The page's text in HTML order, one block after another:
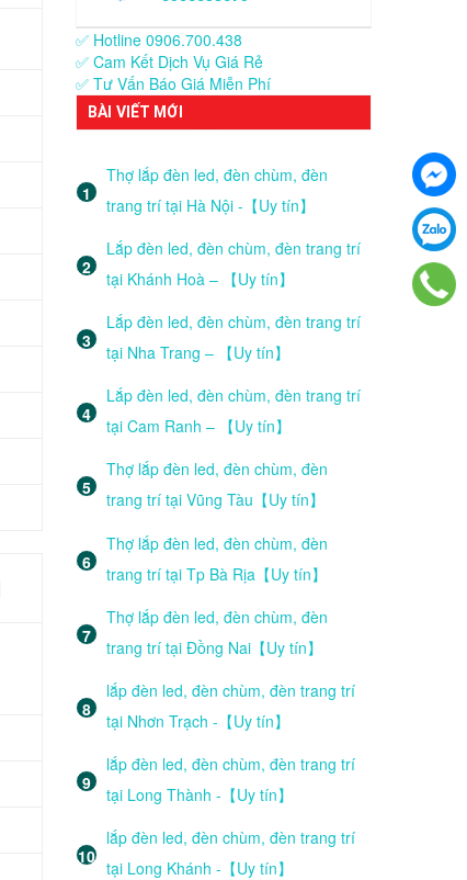
✅ Hotline 0906.700.438
✅ Cam Kết Dịch Vụ Giá Rẻ
✅ Tư Vấn Báo Giá Miễn Phí
BÀI VIẾT MỚI
Thợ lắp đèn led, đèn chùm, đèn
trang trí tại Hà Nội -【Uy tín】
Lắp đèn led, đèn chùm, đèn trang trí
tại Khánh Hoà – 【Uy tín】
Lắp đèn led, đèn chùm, đèn trang trí
tại Nha Trang – 【Uy tín】
Lắp đèn led, đèn chùm, đèn trang trí
tại Cam Ranh – 【Uy tín】
Thợ lắp đèn led, đèn chùm, đèn
trang trí tại Vũng Tàu【Uy tín】
Thợ lắp đèn led, đèn chùm, đèn
trang trí tại Tp Bà Rịa【Uy tín】
Thợ lắp đèn led, đèn chùm, đèn
trang trí tại Đồng Nai【Uy tín】
lắp đèn led, đèn chùm, đèn trang trí
tại Nhơn Trạch -【Uy tín】
lắp đèn led, đèn chùm, đèn trang trí
tại Long Thành -【Uy tín】
lắp đèn led, đèn chùm, đèn trang trí
tại Long Khánh -【Uy tín】